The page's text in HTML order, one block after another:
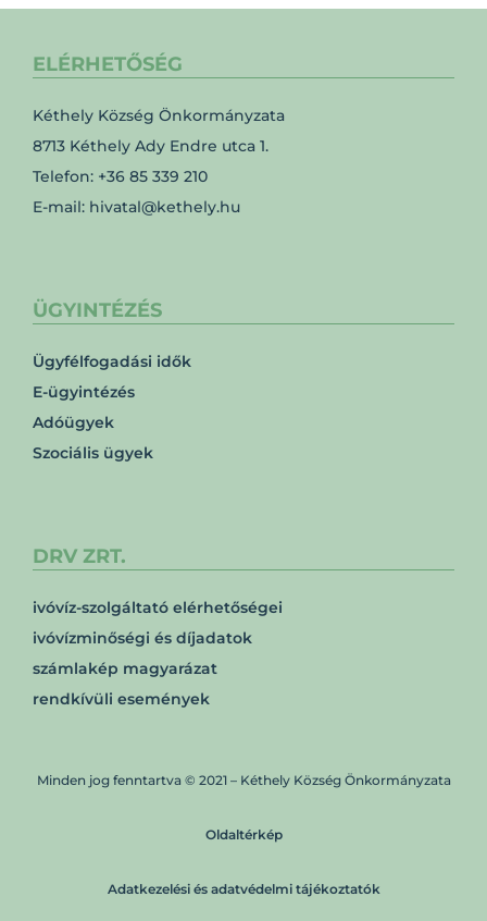
ELÉRHETŐSÉG
Kéthely Község Önkormányzata
8713 Kéthely Ady Endre utca 1.
Telefon: +36 85 339 210
E-mail: hivatal@kethely.hu
ÜGYINTÉZÉS
Ügyfélfogadási idők
E-ügyintézés
Adóügyek
Szociális ügyek
DRV ZRT.
ivóvíz-szolgáltató elérhetőségei
ivóvízminőségi és díjadatok
számlakép magyarázat
rendkívüli események
Minden jog fenntartva © 2021 – Kéthely Község Önkormányzata
Oldaltérkép
Adatkezelési és adatvédelmi tájékoztatók